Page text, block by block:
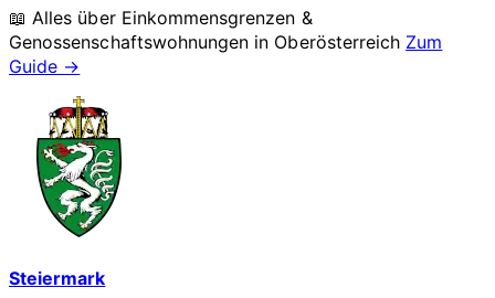
📖 Alles über Einkommensgrenzen &
Genossenschaftswohnungen in Oberösterreich Zum
Guide →
Steiermark